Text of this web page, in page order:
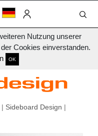
Nutzung unserer
Cookies einverstanden.
OK
| Sideboard Design |